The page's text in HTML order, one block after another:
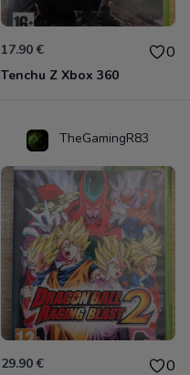
17.90 € 0
Tenchu Z Xbox 360
TheGamingR83
29.90 € 0